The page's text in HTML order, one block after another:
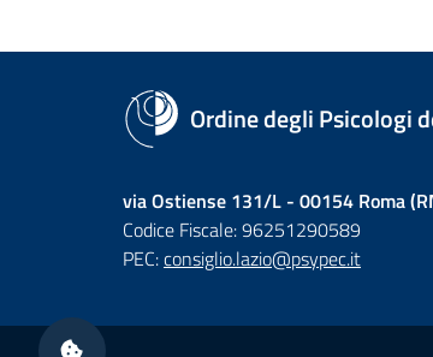
Ordine degli Psicologi
via Ostiense 131/L - 00154 Roma
Codice Fiscale: 96251290589
PEC:consiglio.lazio@psypec.it